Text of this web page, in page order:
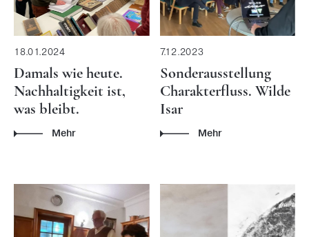
18.01.2024
Damals wie heute.
Nachhaltigkeit ist,
was bleibt.
Mehr
7.12.2023
Sonderausstellung
Charakterfluss. Wilde
Isar
Mehr